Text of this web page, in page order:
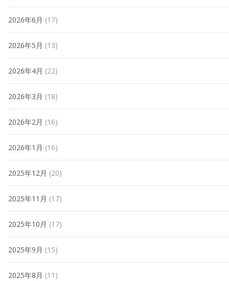
2026年6月 (17)
2026年5月 (13)
2026年4月 (22)
2026年3月 (18)
2026年2月 (16)
2026年1月 (16)
2025年12月 (20)
2025年11月 (17)
2025年10月 (17)
2025年9月 (15)
2025年8月 (11)